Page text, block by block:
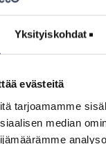
Yksityiskohdat
evästeitä
tarjoamamme
median
taloyhtiöille.
olevien